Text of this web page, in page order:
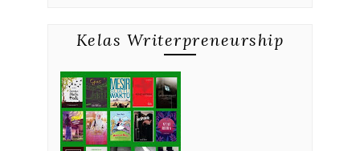
Kelas Writerpreneurship